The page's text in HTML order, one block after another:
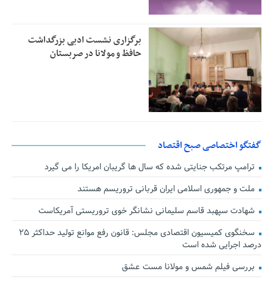
برگزاری نشست ادبی بزرگداشت
حافظ و مولانا در صربستان
گفتگو اختصاصی صبح اقتصاد
ترامپ مرتکب جنایتی شده که سال ها گریبان امریکا را می گیرد
ملت و جمهوری اسلامی ایران قربانی تروریسم هستند
شهادت سپهبد قاسم سلیمانی نشانگر خوی تروریستی آمریکاست
سخنگوی کمیسیون اقتصادی مجلس: قانون رفع موانع تولید حداکثر ۲۵
درصد اجرایی شده است
بررسی فیلم شمس و مولانا مست عشق